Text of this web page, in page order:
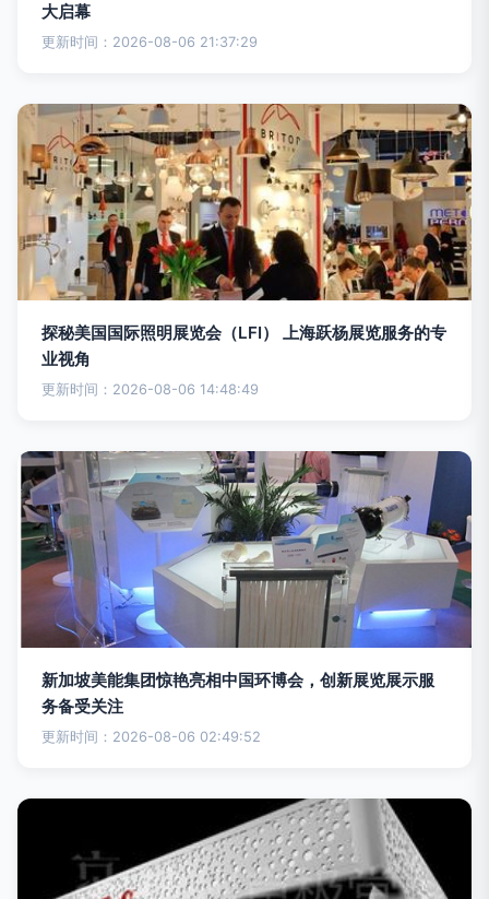
大启幕
更新时间：2026-08-06 21:37:29
探秘美国国际照明展览会（LFI） 上海跃杨展览服务的专
业视角
更新时间：2026-08-06 14:48:49
新加坡美能集团惊艳亮相中国环博会，创新展览展示服
务备受关注
更新时间：2026-08-06 02:49:52